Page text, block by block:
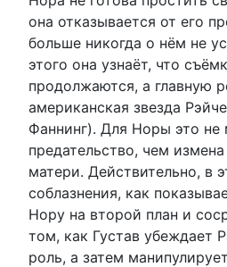
она отказывается от его
больше никогда о нём не
этого она узнаёт, что
продолжаются, а главную
американская звезда
Фаннинг). Для Норы это не
предательство, чем
матери. Действительно, в
соблазнения, как
Нору на второй план и
том, как Густав убеждает
роль, а затем